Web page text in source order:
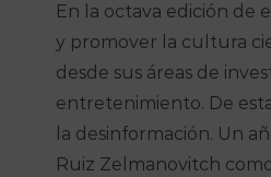
En la octava edición de
y promover la cultura
desde sus áreas de
entretenimiento. De
la desinformación. Un
Ruiz Zelmanovitch